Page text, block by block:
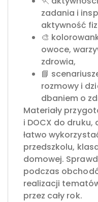
zadania i
aktywność
🎨
owoce,
zdrowia,
📘
rozmowy i
dbaniem o
Materiały
i DOCX do druku,
łatwo
przedszkolu,
domowej.
podczas
realizacji
przez cały rok.